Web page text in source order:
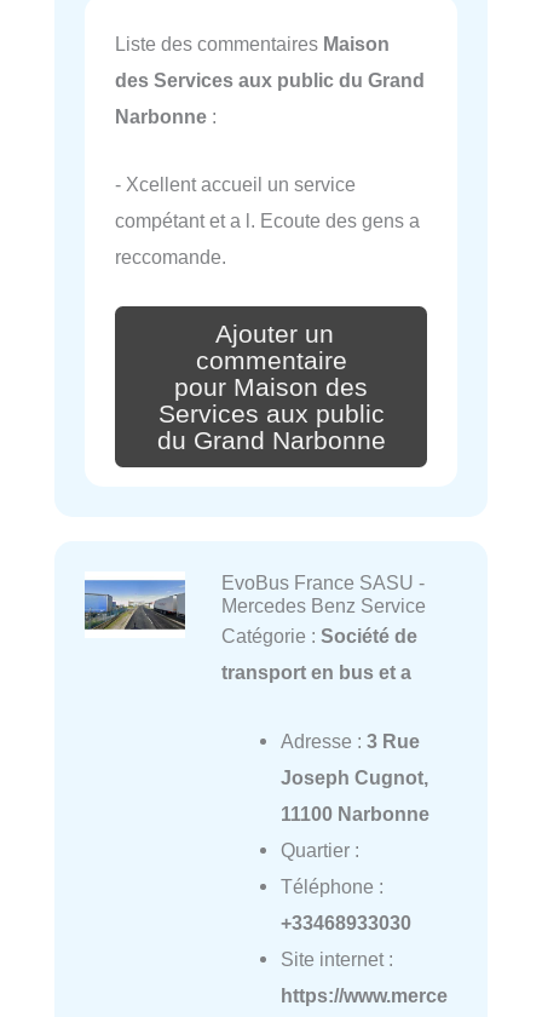
Liste des commentaires Maison
des Services aux public du Grand
Narbonne :
- Xcellent accueil un service
compétant et a l. Ecoute des gens a
reccomande.
Ajouter un
commentaire
pour Maison des
Services aux public
du Grand Narbonne
EvoBus France SASU -
Mercedes Benz Service
Catégorie : Société de
transport en bus et a
Adresse : 3 Rue
Joseph Cugnot,
11100 Narbonne
Quartier :
Téléphone :
+33468933030
Site internet :
https://www.merce